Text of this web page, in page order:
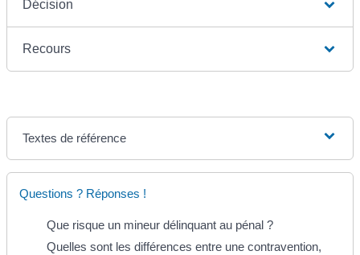
Décision
Recours
Textes de référence
Questions ? Réponses !
Que risque un mineur délinquant au pénal ?
Quelles sont les différences entre une contravention,